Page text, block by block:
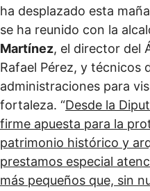
ha desplazado esta
se ha reunido con la
Martínez, el director del
Rafael Pérez, y técnicos
administraciones para
fortaleza. “Desde la
firme apuesta para la
patrimonio histórico y
prestamos especial
más pequeños que, sin